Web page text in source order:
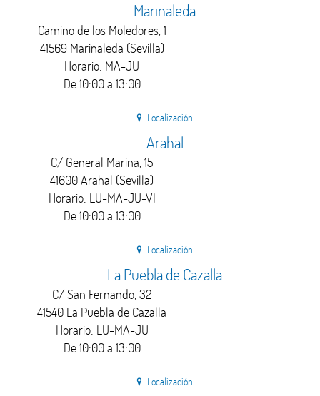
Marinaleda
Camino de los Moledores, 1
41569 Marinaleda (Sevilla)
Horario: MA-JU
De 10:00 a 13:00
Localización
Arahal
C/ General Marina, 15
41600 Arahal (Sevilla)
Horario: LU-MA-JU-VI
De 10:00 a 13:00
Localización
La Puebla de Cazalla
C/ San Fernando, 32
41540 La Puebla de Cazalla
Horario: LU-MA-JU
De 10:00 a 13:00
Localización